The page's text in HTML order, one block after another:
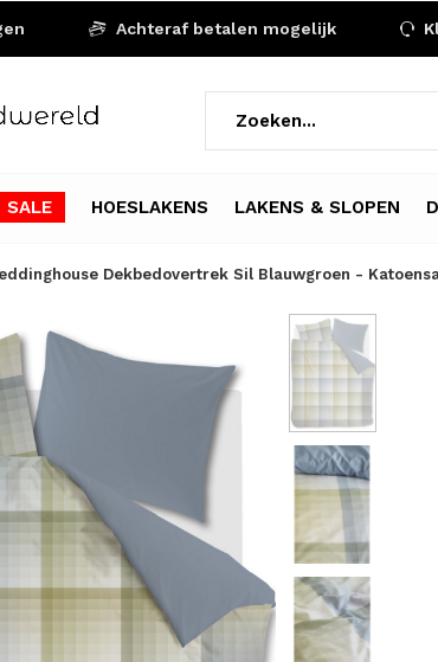
SALE HOESLAKENS LAKENS & SLOPEN
Achteraf betalen mogelijk
Dekbedovertrek Sil Blauwgroen -